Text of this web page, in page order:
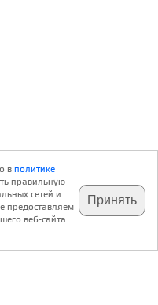
подпишитесь на наш
телеграм @archi_ru
✕
г.
вполитике
правильную
сетей и
предоставляем
веб-сайта
Принять